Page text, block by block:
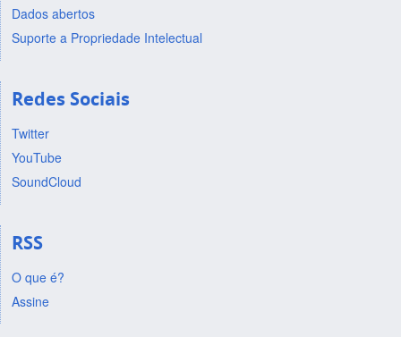
Dados abertos
Suporte a Propriedade Intelectual
Redes Sociais
Twitter
YouTube
SoundCloud
RSS
O que é?
Assine